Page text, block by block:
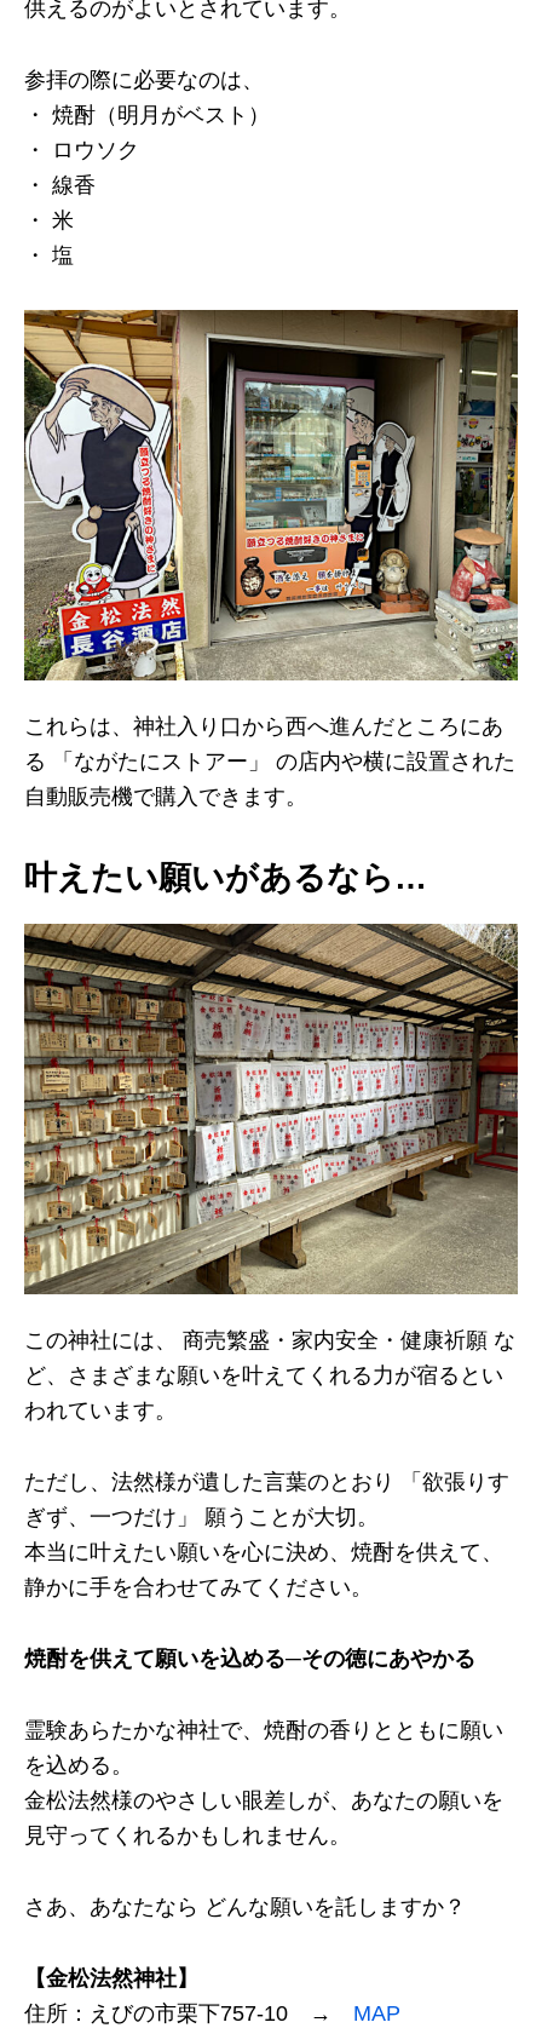
供えるのがよいとされています。
参拝の際に必要なのは、
・ 焼酎（明月がベスト）
・ ロウソク
・ 線香
・ 米
・ 塩
これらは、神社入り口から西へ進んだところにあ
る 「ながたにストアー」 の店内や横に設置された
自動販売機で購入できます。
叶えたい願いがあるなら…
この神社には、 商売繁盛・家内安全・健康祈願 な
ど、さまざまな願いを叶えてくれる力が宿るとい
われています。
ただし、法然様が遺した言葉のとおり 「欲張りす
ぎず、一つだけ」 願うことが大切。
本当に叶えたい願いを心に決め、焼酎を供えて、
静かに手を合わせてみてください。
焼酎を供えて願いを込める─その徳にあやかる
霊験あらたかな神社で、焼酎の香りとともに願い
を込める。
金松法然様のやさしい眼差しが、あなたの願いを
見守ってくれるかもしれません。
さあ、あなたなら どんな願いを託しますか？
【金松法然神社】
住所：えびの市栗下757-10 → MAP